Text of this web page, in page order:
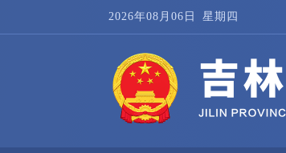
2026年08月06日 星期四